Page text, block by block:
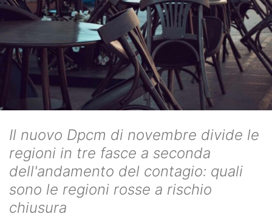
Il nuovo Dpcm di novembre divide le
regioni in tre fasce a seconda
dell'andamento del contagio: quali
sono le regioni rosse a rischio
chiusura